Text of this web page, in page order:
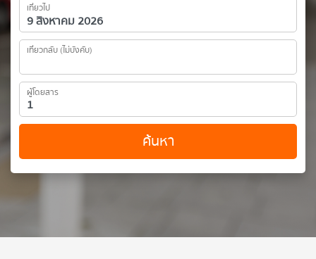
เที่ยวไป
เที่ยวกลับ (ไม่บังคับ)
ผู้โดยสาร
ค้นหา